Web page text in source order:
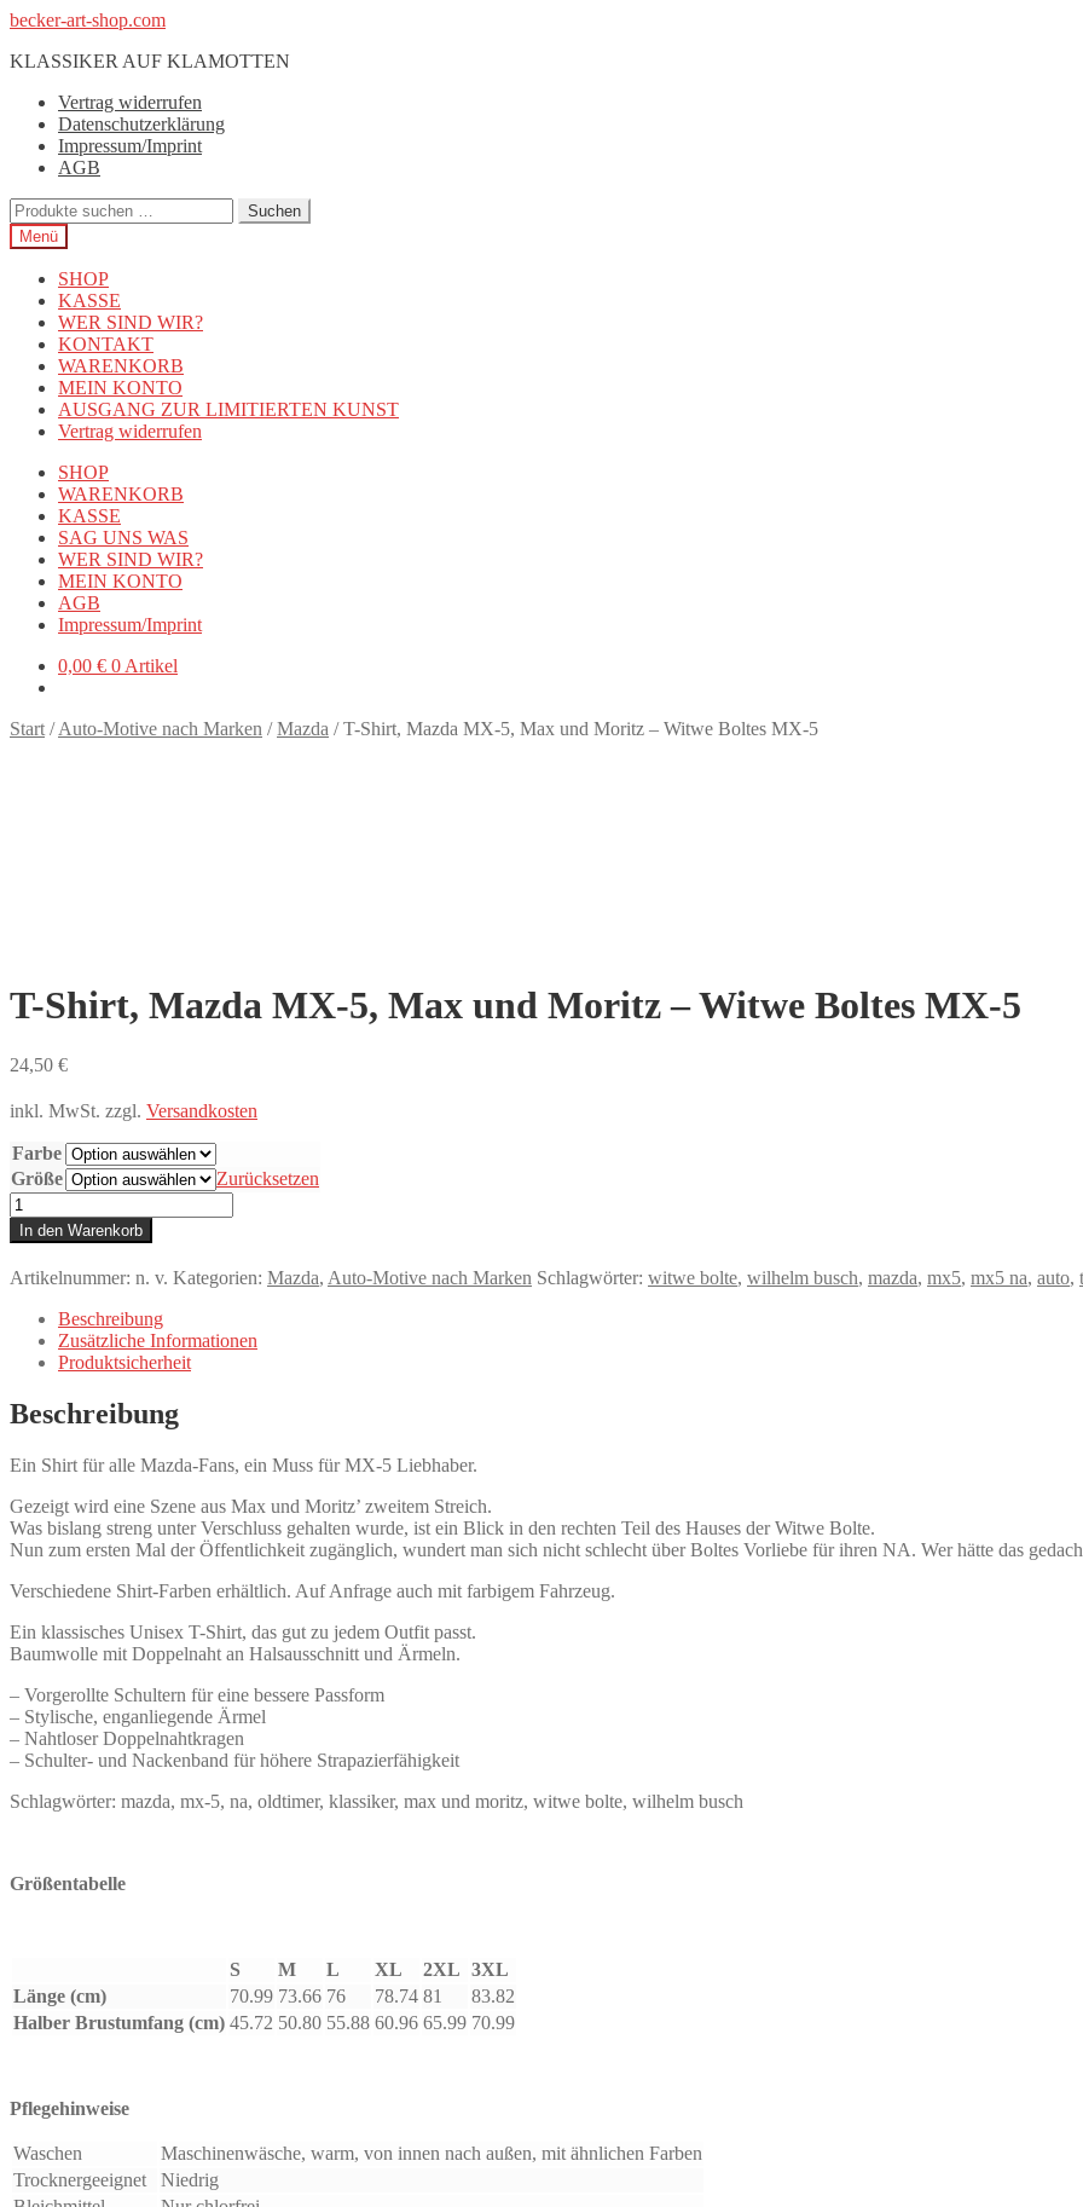
Zur
springen
Zum
springen
becker-art-shop.com
KLASSIKER AUF KLAMOTTEN
Vertrag widerrufen
Datenschutzerklärung
Impressum/Imprint
AGB
Suchen
nach:
Suchen
Menü
SHOP
KASSE
WER SIND WIR?
KONTAKT
WARENKORB
MEIN KONTO
AUSGANG ZUR LIMITIERTEN KUNST
Vertrag widerrufen
SHOP
WARENKORB
KASSE
SAG UNS WAS
WER SIND WIR?
MEIN KONTO
AGB
Impressum/Imprint
0,00 € 0 Artikel
Start /Auto-Motive nach Marken /Mazda /T-Shirt, Mazda MX-5, Max und Moritz – Witwe Boltes MX-5
T-Shirt, Mazda MX-5, Max und Moritz – Witwe Boltes MX-5
24,50 €
inkl. MwSt. zzgl. Versandkosten
Farbe
Größe
Zurücksetzen
T-
Shirt,
Mazda
MX-
5,
Moritz
Boltes
5
In den Warenkorb
Artikelnummer: n. v. Kategorien: Mazda, Auto-Motive nach Marken Schlagwörter: witwe bolte, wilhelm busch, mazda, mx5, mx5 na, auto,
Beschreibung
Zusätzliche Informationen
Produktsicherheit
Beschreibung
Ein Shirt für alle Mazda-Fans, ein Muss für MX-5 Liebhaber.
Gezeigt wird eine Szene aus Max und Moritz’ zweitem Streich.
Was bislang streng unter Verschluss gehalten wurde, ist ein Blick in den rechten Teil des Hauses der Witwe Bolte.
Nun zum ersten Mal der Öffentlichkeit zugänglich, wundert man sich nicht schlecht über Boltes Vorliebe für ihren NA. Wer hätte das
Verschiedene Shirt-Farben erhältlich. Auf Anfrage auch mit farbigem Fahrzeug.
Ein klassisches Unisex T-Shirt, das gut zu jedem Outfit passt.
Baumwolle mit Doppelnaht an Halsausschnitt und Ärmeln.
– Vorgerollte Schultern für eine bessere Passform
– Stylische, enganliegende Ärmel
– Nahtloser Doppelnahtkragen
– Schulter- und Nackenband für höhere Strapazierfähigkeit
Schlagwörter: mazda, mx-5, na, oldtimer, klassiker, max und moritz, witwe bolte, wilhelm busch
Größentabelle
S M L XL 2XL 3XL
Länge (cm)
70.99 73.66 76 78.74 81
83.82
Halber Brustumfang (cm) 45.72 50.80 55.88 60.96 65.99 70.99
Pflegehinweise
Waschen
Maschinenwäsche, warm, von innen nach außen, mit ähnlichen Farben
Trocknergeeignet
Niedrig